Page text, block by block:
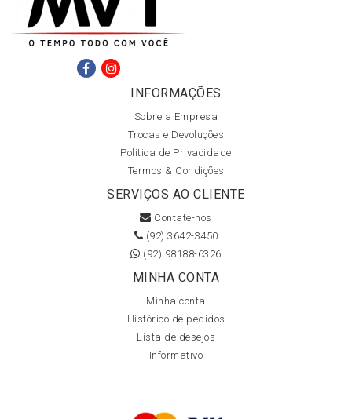
INFORMAÇÕES
Sobre a Empresa
Trocas e Devoluções
Política de Privacidade
Termos & Condições
SERVIÇOS AO CLIENTE
Contate-nos
(92) 3642-3450
(92) 98188-6326
MINHA CONTA
Minha conta
Histórico de pedidos
Lista de desejos
Informativo